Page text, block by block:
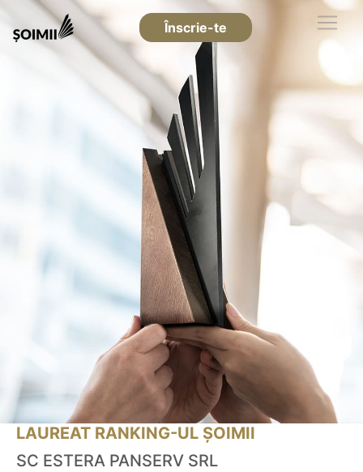
Înscrie-te
LAUREAT RANKING-UL ȘOIMII
SC ESTERA PANSERV SRL